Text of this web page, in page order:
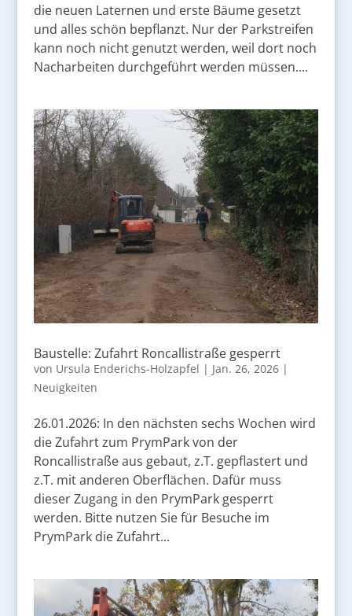
die neuen Laternen und erste Bäume gesetzt
und alles schön bepflanzt. Nur der Parkstreifen
kann noch nicht genutzt werden, weil dort noch
Nacharbeiten durchgeführt werden müssen....
Baustelle: Zufahrt Roncallistraße gesperrt
von Ursula Enderichs-Holzapfel | Jan. 26, 2026|
Neuigkeiten
26.01.2026: In den nächsten sechs Wochen wird
die Zufahrt zum PrymPark von der
Roncallistraße aus gebaut, z.T. gepflastert und
z.T. mit anderen Oberflächen. Dafür muss
dieser Zugang in den PrymPark gesperrt
werden. Bitte nutzen Sie für Besuche im
PrymPark die Zufahrt...